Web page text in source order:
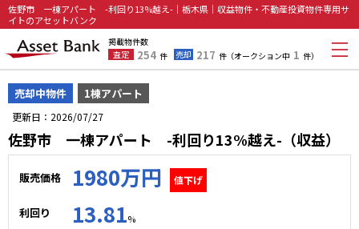
佐野市 一棟アパート -利回り13%越え-｜栃木県｜収益物件・不動産投資物件専用サ
イトのアセットバンク
掲載物件数
査定
254 件 売却 217 件（オークション中 1 件）
売却中物件 1棟アパート
更新日：2026/07/27
佐野市 一棟アパート -利回り13%越え-（収益）
販売価格 1980万円 値下げ
利回り 13.81%